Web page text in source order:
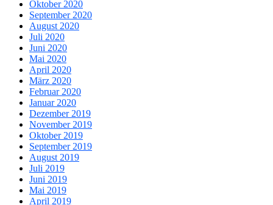
Oktober 2020
September 2020
August 2020
Juli 2020
Juni 2020
Mai 2020
April 2020
März 2020
Februar 2020
Januar 2020
Dezember 2019
November 2019
Oktober 2019
September 2019
August 2019
Juli 2019
Juni 2019
Mai 2019
April 2019